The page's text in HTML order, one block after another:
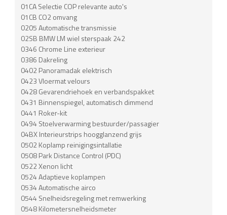
01CA Selectie COP relevante auto's
01CB CO2 omvang
0205 Automatische transmissie
02SB BMW LM wiel sterspaak 242
0346 Chrome Line exterieur
0386 Dakreling
0402 Panoramadak elektrisch
0423 Vloermat velours
0428 Gevarendriehoek en verbandspakket
0431 Binnenspiegel, automatisch dimmend
0441 Roker-kit
0494 Stoelverwarming bestuurder/passagier
04BX Interieurstrips hoogglanzend grijs
0502 Koplamp reinigingsintallatie
0508 Park Distance Control (PDC)
0522 Xenon licht
0524 Adaptieve koplampen
0534 Automatische airco
0544 Snelheidsregeling met remwerking
0548 Kilometersnelheidsmeter